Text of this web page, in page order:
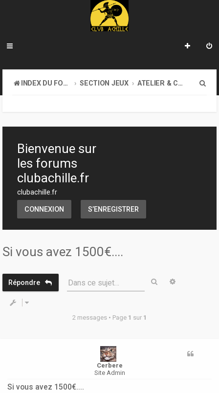
INDEX DU FORUM SECTION JEUX ATELIER & CRÉATION
h
Bienvenue sur
les forums
clubachille.fr
clubachille.fr
CONNEXION S’ENREGISTRER
Si vous avez 1500€....
Répondre Dans ce sujet… Rechercher
2 messages • Page 1 sur 1
Cerbere
Site Admin
Si vous avez 1500€....